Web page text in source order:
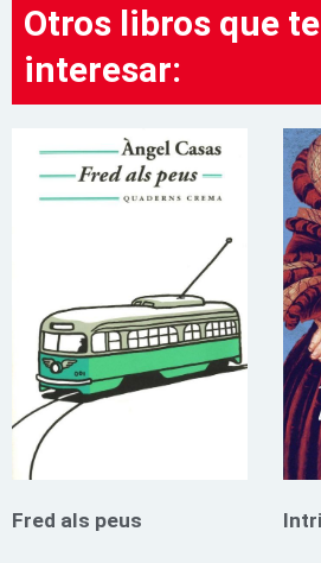
Otros libros que
interesar:
Fred als peus